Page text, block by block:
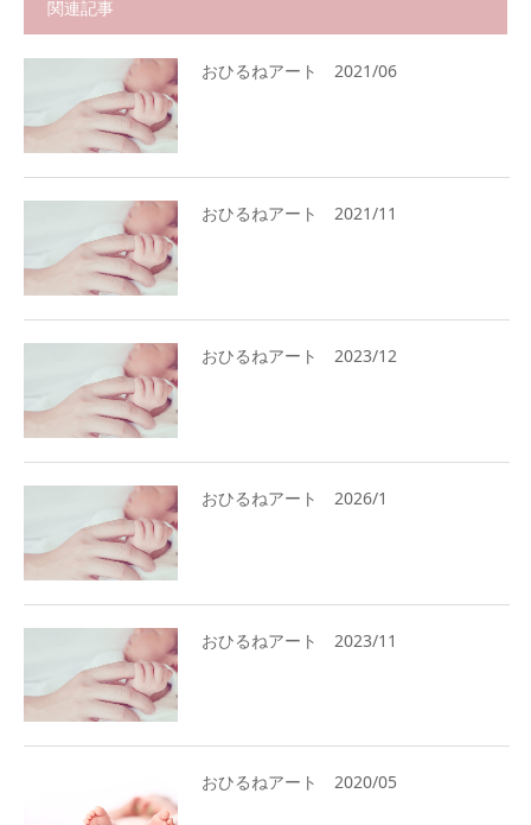
関連記事
おひるねアート 2021/06
おひるねアート 2021/11
おひるねアート 2023/12
おひるねアート 2026/1
おひるねアート 2023/11
おひるねアート 2020/05